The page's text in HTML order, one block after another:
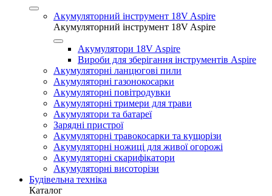
Акумуляторний інструмент 18V Aspire
Акумуляторний інструмент 18V Aspire
Акумулятори 18V Aspire
Вироби для зберігання інструментів Aspire
Акумуляторні ланцюгові пили
Акумуляторні газонокосарки
Акумуляторні повітродувки
Акумуляторні тримери для трави
Акумулятори та батареї
Зарядні пристрої
Акумуляторні травокосарки та кущорізи
Акумуляторні ножиці для живої огорожі
Акумуляторні скарифікатори
Акумуляторні висоторізи
Будівельна техніка
Каталог